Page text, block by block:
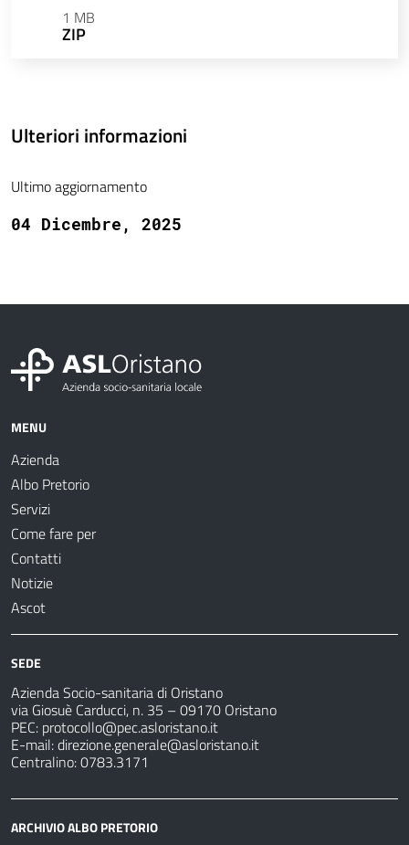
1 MB
ZIP
Ulteriori informazioni
Ultimo aggiornamento
04 Dicembre, 2025
MENU
Azienda
Albo Pretorio
Servizi
Come fare per
Contatti
Notizie
Ascot
SEDE
Azienda Socio-sanitaria di Oristano
via Giosuè Carducci, n. 35 – 09170 Oristano
PEC: protocollo@pec.asloristano.it
E-mail:direzione.generale@asloristano.it
Centralino: 0783.3171
ARCHIVIO ALBO PRETORIO